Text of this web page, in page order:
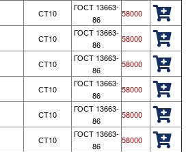
СТ10
ГОСТ 13663-
86
58000
СТ10
ГОСТ 13663-
86
58000
СТ10
ГОСТ 13663-
86
58000
СТ10
ГОСТ 13663-
86
58000
СТ10
ГОСТ 13663-
86
58000
СТ10
ГОСТ 13663-
86
58000